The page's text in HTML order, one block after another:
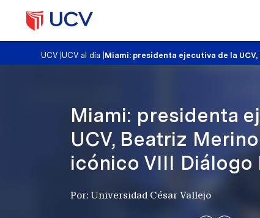
UCV |UCV al día Miami: presidenta ejecutiva de la
Miami: presidenta
UCV, Beatriz
icónico VIII Diálogo
Por: Universidad César Vallejo